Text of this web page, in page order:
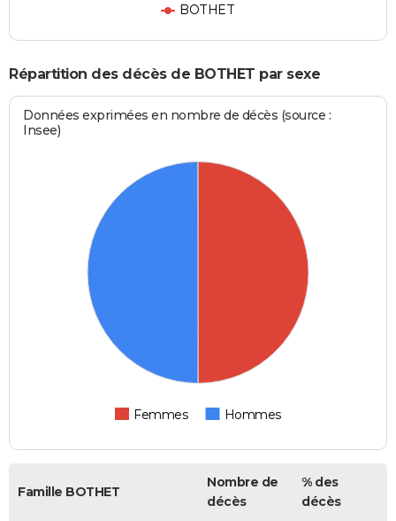
BOTHET
Répartition des décès de BOTHET par sexe
Données exprimées en nombre de décès (source :
Insee)
Femmes Hommes
Famille BOTHET
Nombre de
décès
% des
décès